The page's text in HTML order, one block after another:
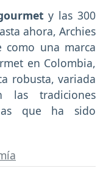
y las 300
ahora, Archies
como una marca
en Colombia,
robusta, variada
tradiciones
que ha sido